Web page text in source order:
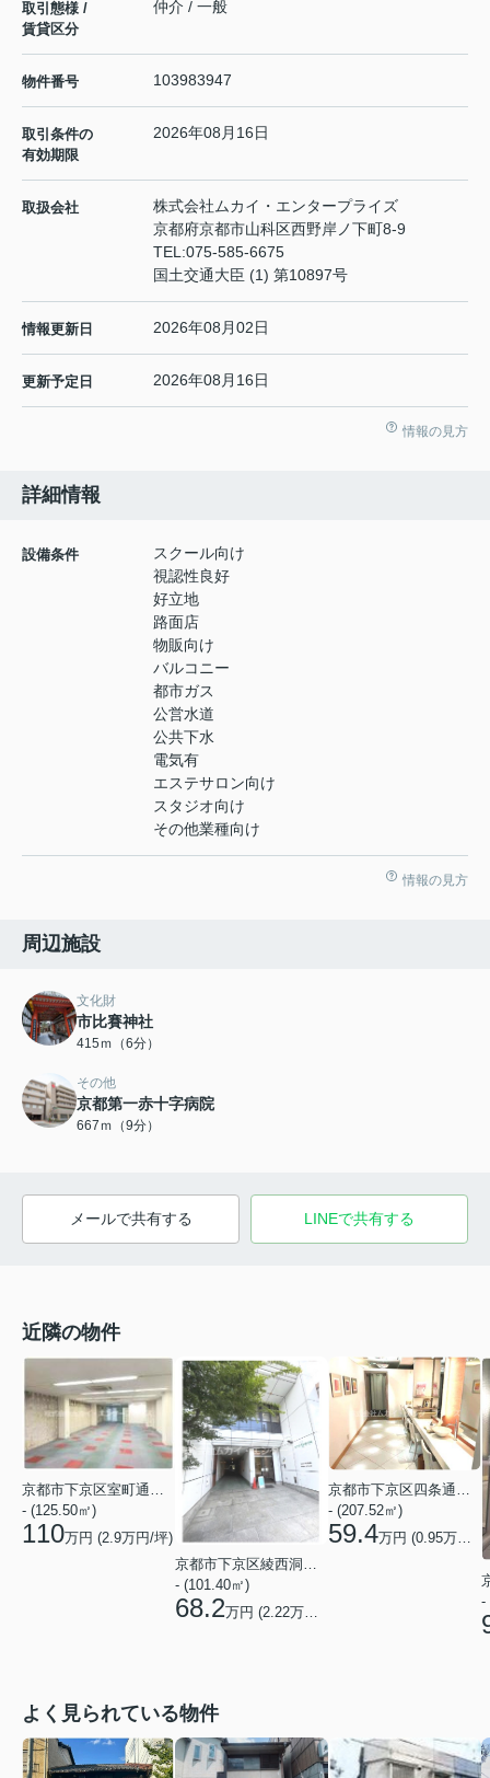
取引態様 /
賃貸区分
仲介 / 一般
物件番号 103983947
取引条件の
有効期限
2026年08月16日
取扱会社
株式会社ムカイ・エンタープライズ
京都府京都市山科区西野岸ノ下町8-9
TEL:075-585-6675
国土交通大臣 (1) 第10897号
情報更新日 2026年08月02日
更新予定日 2026年08月16日
情報の見方
詳細情報
設備条件
スクール向け
視認性良好
好立地
路面店
物販向け
バルコニー
都市ガス
公営水道
公共下水
電気有
エステサロン向け
スタジオ向け
その他業種向け
情報の見方
周辺施設
文化財
市比賽神社
415ｍ（6分）
その他
京都第一赤十字病院
667ｍ（9分）
メールで共有する LINEで共有する
近隣の物件
京都市下京区室町通綾小路下る白楽天町
- (125.50㎡)
110万円 (2.9万円/坪)
京都市下京区綾西洞院町
- (101.40㎡)
68.2万円 (2.22万円/坪)
京都市下京区四条通柳馬場西入立売中之町
- (207.52㎡)
59.4万円 (0.95万円/坪)
-
よく見られている物件